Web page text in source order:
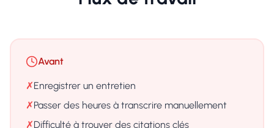
Avant
✗Enregistrer un entretien
✗Passer des heures à transcrire manuellement
✗Difficulté à trouver des citations clés